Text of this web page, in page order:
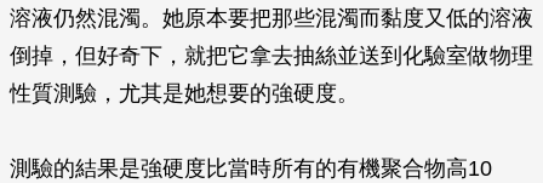
溶液仍然混濁。她原本要把那些混濁而黏度又低的溶液
倒掉，但好奇下，就把它拿去抽絲並送到化驗室做物理
性質測驗，尤其是她想要的強硬度。
測驗的結果是強硬度比當時所有的有機聚合物高10